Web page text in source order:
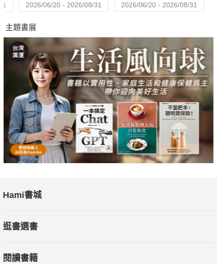
2026/06/20 - 2026/08/31 2026/06/20 - 2026/08/31
主題書展
Hami書城
逛書選書
閱讀書籍